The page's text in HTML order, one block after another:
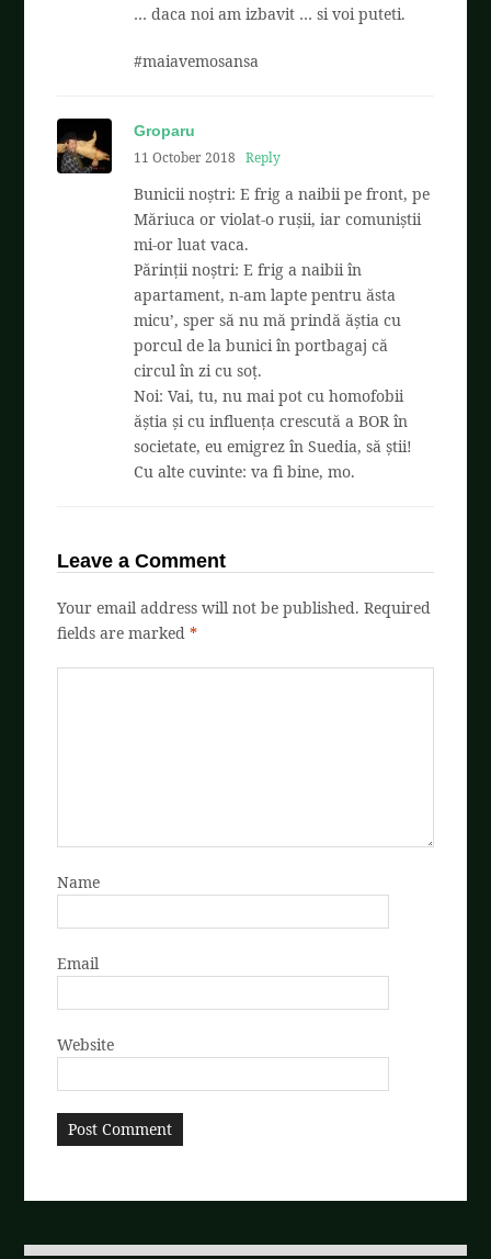
… daca noi am izbavit … si voi puteti.
#maiavemosansa
Groparu
11 October 2018
Reply
Bunicii noștri: E frig a naibii pe front, pe
Măriuca or violat-o rușii, iar comuniștii
mi-or luat vaca.
Părinții noștri: E frig a naibii în
apartament, n-am lapte pentru ăsta
micu’, sper să nu mă prindă ăștia cu
porcul de la bunici în portbagaj că
circul în zi cu soț.
Noi: Vai, tu, nu mai pot cu homofobii
ăștia și cu influența crescută a BOR în
societate, eu emigrez în Suedia, să știi!
Cu alte cuvinte: va fi bine, mo.
Leave a Comment
Your email address will not be published. Required
fields are marked*
Name
Email
Website